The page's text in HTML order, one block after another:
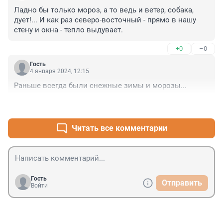
Ладно бы только мороз, а то ведь и ветер, собака,
дует!... И как раз северо-восточный - прямо в нашу
стену и окна - тепло выдувает.
+0 –0
Гость
4 января 2024, 12:15
Раньше всегда были снежные зимы и морозы...
Читать все комментарии
Гость
Войти
Отправить